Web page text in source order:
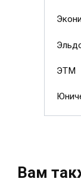
ЭТМ
Вам